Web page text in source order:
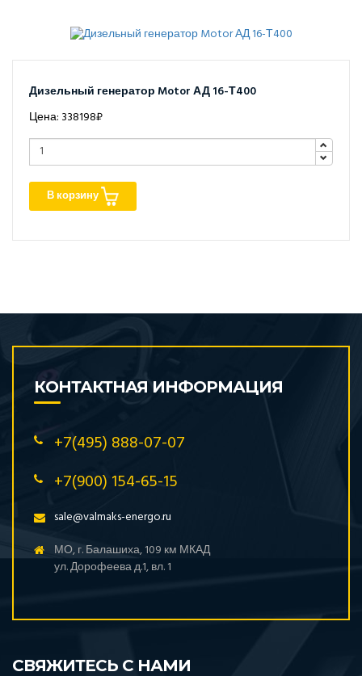
Дизельный генератор Motor АД 16-Т400
Цена: 338198₽
В корзину
КОНТАКТНАЯ ИНФОРМАЦИЯ
+7(495) 888-07-07
+7(900) 154-65-15
sale@valmaks-energo.ru
МО, г. Балашиха, 109 км МКАД
ул. Дорофеева д.1, вл. 1
СВЯЖИТЕСЬ С НАМИ